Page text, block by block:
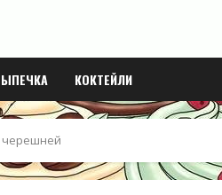
КОКТЕЙЛИ
черешней